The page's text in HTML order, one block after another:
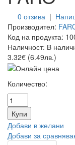
0 отзива |
Производител:
Код на продукта:
Наличност: В
3.32€ (6.49лв.)
Количество:
Добави в желани
Добави за